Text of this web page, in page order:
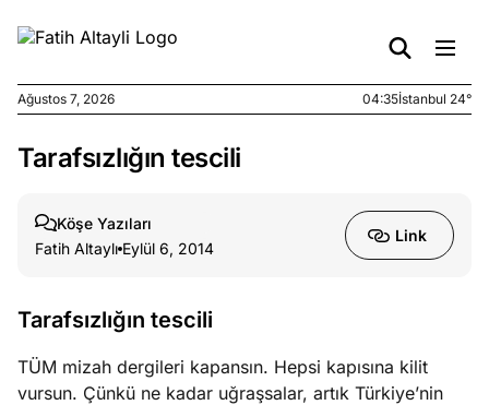
Ağustos
yasalar
Ağustos
stok
caiz
Ağustos 7, 2026 04:35İstanbul 24°
Tarafsızlığın tescili
Köşe Yazıları
Fatih Altaylı Eylül 6, 2014
Link
Tarafsızlığın tescili
TÜM mizah dergileri kapansın. Hepsi kapısına kilit
vursun. Çünkü ne kadar uğraşsalar, artık Türkiye’nin